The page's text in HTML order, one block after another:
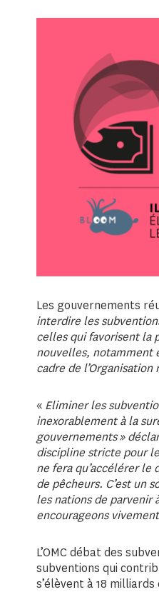
Les gouvernements
interdire les
celles qui favorisent la
nouvelles, notamment
cadre de
« Eliminer les
inexorablement à la
gouvernements »
discipline stricte pour
ne fera qu’accélérer le
de pêcheurs. C’est un
les nations de parvenir
encourageons
L’OMC débat des
subventions qui
s’élèvent à 18